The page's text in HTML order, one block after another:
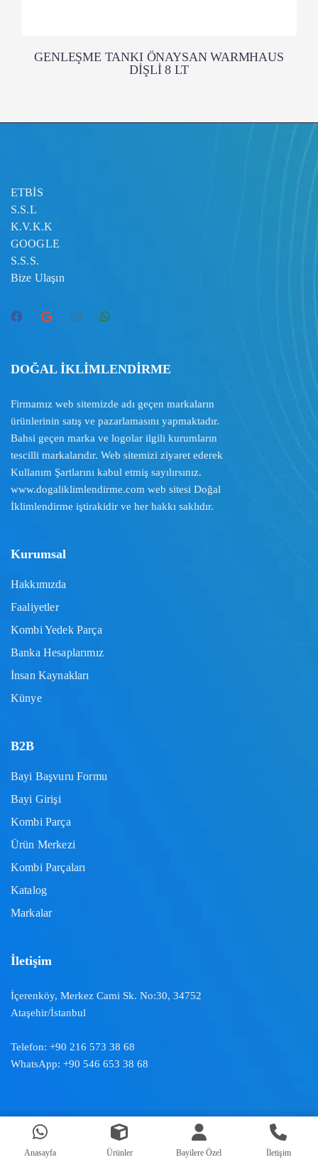
GENLEŞME TANKI ÖNAYSAN WARMHAUS
DİŞLİ 8 LT
ETBİS
S.S.L
K.V.K.K
GOOGLE
S.S.S.
Bize Ulaşın
DOĞAL İKLİMLENDİRME
Firmamız web sitemizde adı geçen markaların
ürünlerinin satış ve pazarlamasını yapmaktadır.
Bahsi geçen marka ve logolar ilgili kurumların
tescilli markalarıdır. Web sitemizi ziyaret ederek
Kullanım Şartlarını kabul etmiş sayılırsınız.
www.dogaliklimlendirme.com web sitesi Doğal
İklimlendirme iştirakidir ve her hakkı saklıdır.
Kurumsal
Hakkımızda
Faaliyetler
Kombi Yedek Parça
Banka Hesaplarımız
İnsan Kaynakları
Künye
B2B
Bayi Başvuru Formu
Bayi Girişi
Kombi Parça
Ürün Merkezi
Kombi Parçaları
Katalog
Markalar
İletişim
İçerenköy, Merkez Cami Sk. No:30, 34752
Ataşehir/İstanbul
Telefon: +90 216 573 38 68
WhatsApp: +90 546 653 38 68
Doğal İklimlendirme ™ | 2024
Anasayfa Ürünler Bayilere Özel İletişim